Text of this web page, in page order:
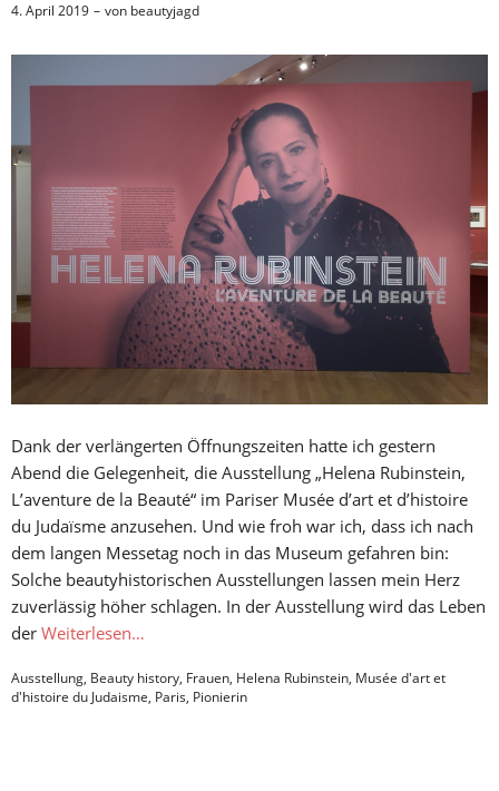
4. April 2019 von beautyjagd
Dank der verlängerten Öffnungszeiten hatte ich gestern
Abend die Gelegenheit, die Ausstellung „Helena Rubinstein,
L’aventure de la Beauté“ im Pariser Musée d’art et d’histoire
du Judaïsme anzusehen. Und wie froh war ich, dass ich nach
dem langen Messetag noch in das Museum gefahren bin:
Solche beautyhistorischen Ausstellungen lassen mein Herz
zuverlässig höher schlagen. In der Ausstellung wird das Leben
der Weiterlesen…
Ausstellung, Beauty history, Frauen, Helena Rubinstein, Musée d'art et
d'histoire du Judaisme, Paris, Pionierin